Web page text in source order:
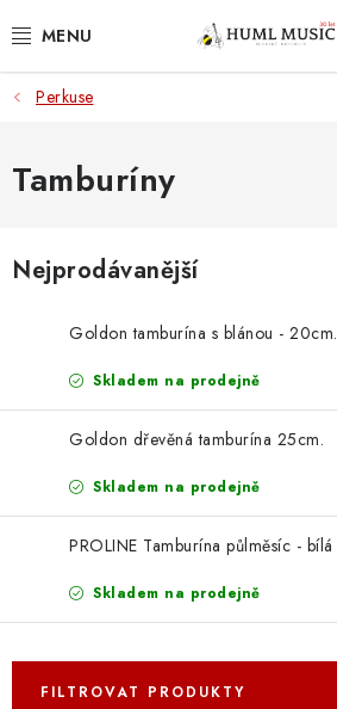
na
KYTARY
UKULELE
KLÁVESY
ZVUK
KYTAROVÉ PŘÍSLUŠENSTVÍ
OSTATNÍ STRUNNÉ NÁSTROJE
AKCE A SLEVY
KONTAKTY
Perkuse
Tamburíny
Nejprodávanější
Goldon tamburína s blánou - 20cm.
Skladem na prodejně
Goldon dřevěná tamburína 25cm.
Skladem na prodejně
PROLINE Tamburína půlměsíc - bílá
Skladem na prodejně
FILTROVAT PRODUKTY